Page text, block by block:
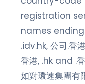
registration
names ending
.idv.hk, 公司.香
香港, .hk and .
如對環速集團有